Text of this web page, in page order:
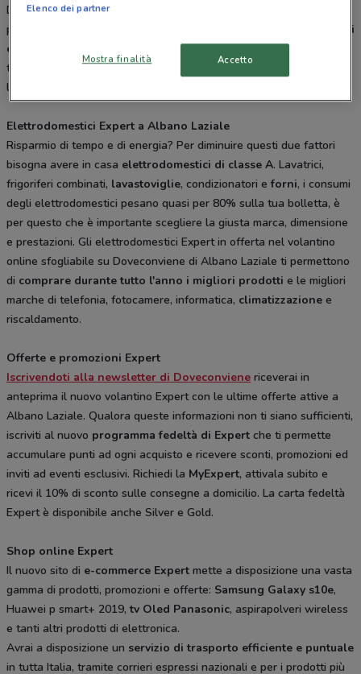
Da Expert a Albano Laziale trovi
prodotti di elettronica, i dispositivi più popolari del momento,
grandi
e piccoli elettrodomestici
e un vasto assortimento di accessori di
telefonia e video, pc esmart tv
, mantenendo sempre centrale
l’affidabilità dei suoi prodotti.
Elettrodomestici Expert a Albano Laziale
Risparmio di tempo e di energia? Per diminuire questi due fattori
bisogna avere in casa elettrodomestici di classe A. Lavatrici,
frigoriferi combinati, lavastoviglie, condizionatori eforni, i consumi
degli elettrodomestici pesano quasi per 80% sulla tua bolletta, è
per questo che è importante scegliere la giusta marca, dimensione
e prestazioni. Gli elettrodomestici Expert in offerta nel volantino
online sfogliabile su Doveconviene di Albano Laziale ti permettono
di comprare durante tutto l'anno i migliori prodotti e le migliori
marche di telefonia, fotocamere, informatica, climatizzazione e
riscaldamento.
Offerte e promozioni Expert
Iscrivendoti alla newsletter di Doveconviene riceverai in
anteprima il nuovo volantino Expert con le ultime offerte attive a
Albano Laziale. Qualora queste informazioni non ti siano sufficienti,
iscriviti al nuovo programma fedeltà di Expert che ti permette
accumulare punti ad ogni acquisto e ricevere sconti, promozioni ed
inviti ad eventi esclusivi. Richiedi la MyExpert, attivala subito e
ricevi il 10% di sconto sulle consegne a domicilio. La carta fedeltà
Expert è disponibile anche Silver e Gold.
Shop online Expert
Il nuovo sito di e-commerce Expert mette a disposizione una vasta
gamma di prodotti, promozioni e offerte: Samsung Galaxy s10e,
Huawei p smart+ 2019,tv Oled Panasonic, aspirapolveri wireless
e tanti altri prodotti di elettronica.
Avrai a disposizione un servizio di trasporto efficiente e puntuale
in tutta Italia, tramite corrieri espressi nazionali e per i prodotti più
Elenco dei partner
Mostra finalità Accetto